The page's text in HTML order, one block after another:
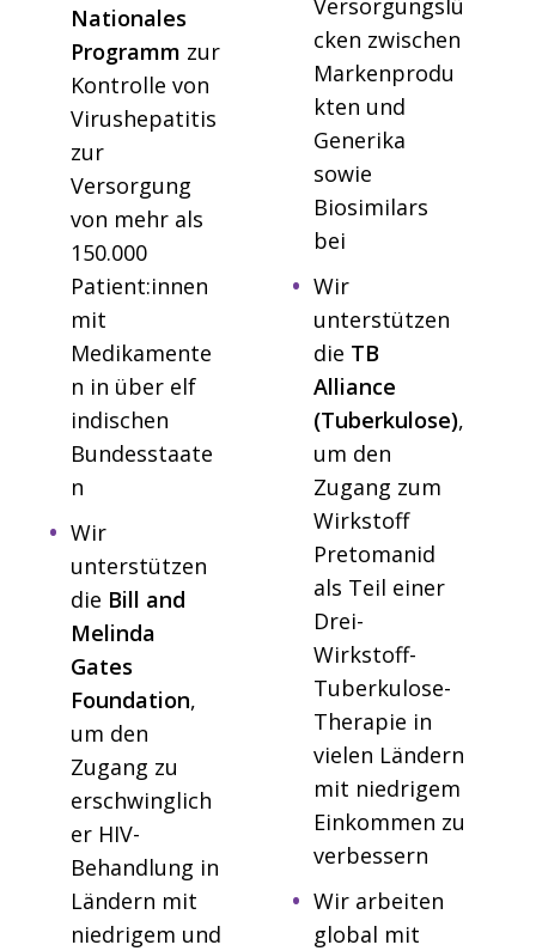
Nationales
Programm zur
Kontrolle von
Virushepatitis
zur
Versorgung
von mehr als
150.000
Patient:innen
mit
Medikamente
n in über elf
indischen
Bundesstaate
n
Wir
unterstützen
die Bill and
Melinda
Gates
Foundation,
um den
Zugang zu
erschwinglich
er HIV-
Behandlung in
Ländern mit
niedrigem und
Versorgungslü
cken zwischen
Markenprodu
kten und
Generika
sowie
Biosimilars
bei
Wir
unterstützen
die TB
Alliance
(Tuberkulose),
um den
Zugang zum
Wirkstoff
Pretomanid
als Teil einer
Drei-
Wirkstoff-
Tuberkulose-
Therapie in
vielen Ländern
mit niedrigem
Einkommen zu
verbessern
Wir arbeiten
global mit